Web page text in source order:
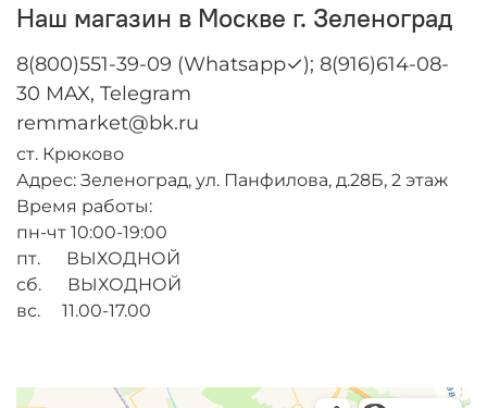
Наш магазин в Москве г. Зеленоград
8(800)551-39-09 (Whatsapp✓); 8(916)614-08-
30 MAX, Telegram
remmarket@bk.ru
ст. Крюково
Адрес: Зеленоград, ул. Панфилова, д.28Б, 2 этаж
Время работы:
пн-чт 10:00-19:00
пт. ВЫХОДНОЙ
сб. ВЫХОДНОЙ
вс. 11.00-17.00